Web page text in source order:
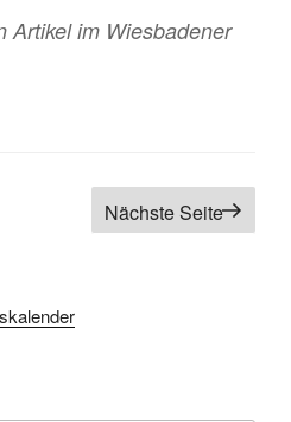
Artikel im Wiesbadener
Nächste Seite